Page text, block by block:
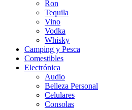
Ron
Tequila
Vino
Vodka
Whisky
Camping y Pesca
Comestibles
Electrónica
Audio
Belleza Personal
Celulares
Consolas